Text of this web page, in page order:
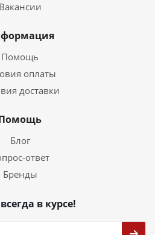
Вакансии
Помощь
оплаты
доставки
Блог
ответ
Бренды
в курсе!